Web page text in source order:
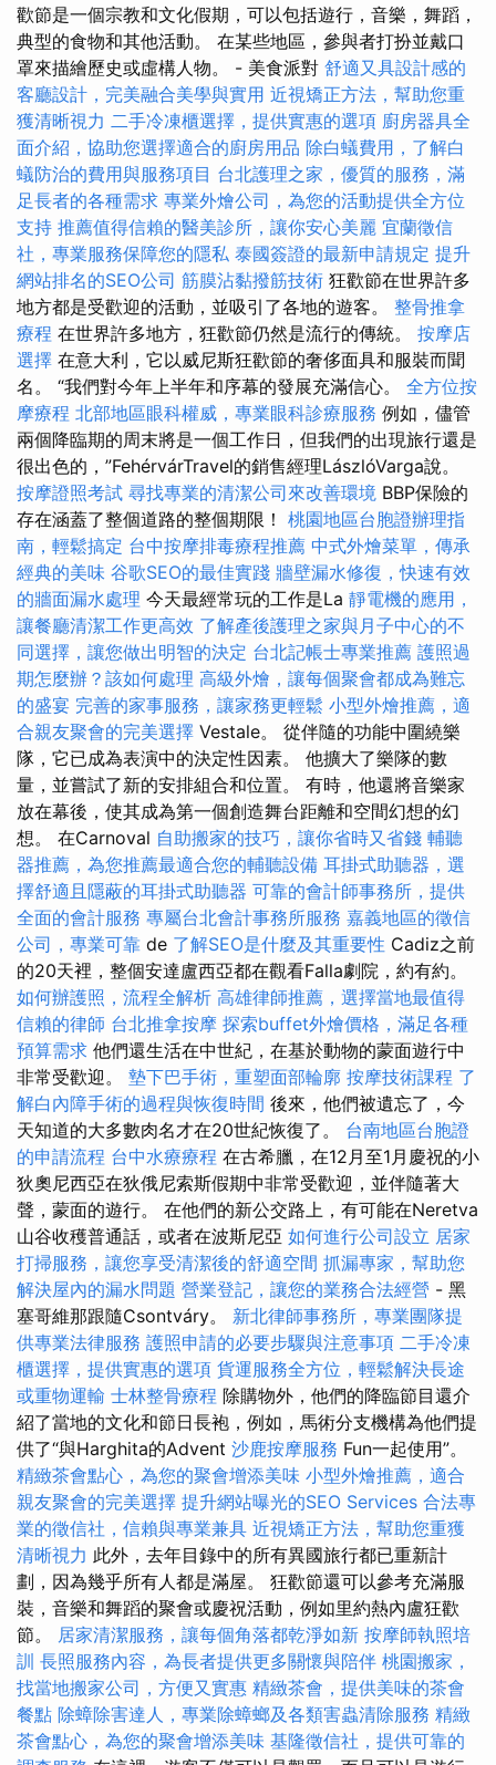
歡節是一個宗教和文化假期，可以包括遊行，音樂，舞蹈，
典型的食物和其他活動。 在某些地區，參與者打扮並戴口
罩來描繪歷史或虛構人物。 - 美食派對 舒適又具設計感的
客廳設計，完美融合美學與實用 近視矯正方法，幫助您重
獲清晰視力 二手冷凍櫃選擇，提供實惠的選項 廚房器具全
面介紹，協助您選擇適合的廚房用品 除白蟻費用，了解白
蟻防治的費用與服務項目 台北護理之家，優質的服務，滿
足長者的各種需求 專業外燴公司，為您的活動提供全方位
支持 推薦值得信賴的醫美診所，讓你安心美麗 宜蘭徵信
社，專業服務保障您的隱私 泰國簽證的最新申請規定 提升
網站排名的SEO公司 筋膜沾黏撥筋技術 狂歡節在世界許多
地方都是受歡迎的活動，並吸引了各地的遊客。 整骨推拿
療程 在世界許多地方，狂歡節仍然是流行的傳統。 按摩店
選擇 在意大利，它以威尼斯狂歡節的奢侈面具和服裝而聞
名。 “我們對今年上半年和序幕的發展充滿信心。 全方位按
摩療程 北部地區眼科權威，專業眼科診療服務 例如，儘管
兩個降臨期的周末將是一個工作日，但我們的出現旅行還是
很出色的，”FehérvárTravel的銷售經理LászlóVarga說。
按摩證照考試 尋找專業的清潔公司來改善環境 BBP保險的
存在涵蓋了整個道路的整個期限！ 桃園地區台胞證辦理指
南，輕鬆搞定 台中按摩排毒療程推薦 中式外燴菜單，傳承
經典的美味 谷歌SEO的最佳實踐 牆壁漏水修復，快速有效
的牆面漏水處理 今天最經常玩的工作是La 靜電機的應用，
讓餐廳清潔工作更高效 了解產後護理之家與月子中心的不
同選擇，讓您做出明智的決定 台北記帳士專業推薦 護照過
期怎麼辦？該如何處理 高級外燴，讓每個聚會都成為難忘
的盛宴 完善的家事服務，讓家務更輕鬆 小型外燴推薦，適
合親友聚會的完美選擇 Vestale。 從伴隨的功能中圍繞樂
隊，它已成為表演中的決定性因素。 他擴大了樂隊的數
量，並嘗試了新的安排組合和位置。 有時，他還將音樂家
放在幕後，使其成為第一個創造舞台距離和空間幻想的幻
想。 在Carnoval 自助搬家的技巧，讓你省時又省錢 輔聽
器推薦，為您推薦最適合您的輔聽設備 耳掛式助聽器，選
擇舒適且隱蔽的耳掛式助聽器 可靠的會計師事務所，提供
全面的會計服務 專屬台北會計事務所服務 嘉義地區的徵信
公司，專業可靠 de 了解SEO是什麼及其重要性 Cadiz之前
的20天裡，整個安達盧西亞都在觀看Falla劇院，約有約。
如何辦護照，流程全解析 高雄律師推薦，選擇當地最值得
信賴的律師 台北推拿按摩 探索buffet外燴價格，滿足各種
預算需求 他們還生活在中世紀，在基於動物的蒙面遊行中
非常受歡迎。 墊下巴手術，重塑面部輪廓 按摩技術課程 了
解白內障手術的過程與恢復時間 後來，他們被遺忘了，今
天知道的大多數肉名才在20世紀恢復了。 台南地區台胞證
的申請流程 台中水療療程 在古希臘，在12月至1月慶祝的小
狄奧尼西亞在狄俄尼索斯假期中非常受歡迎，並伴隨著大
聲，蒙面的遊行。 在他們的新公交路上，有可能在Neretva
山谷收穫普通話，或者在波斯尼亞 如何進行公司設立 居家
打掃服務，讓您享受清潔後的舒適空間 抓漏專家，幫助您
解決屋內的漏水問題 營業登記，讓您的業務合法經營 - 黑
塞哥維那跟隨Csontváry。 新北律師事務所，專業團隊提
供專業法律服務 護照申請的必要步驟與注意事項 二手冷凍
櫃選擇，提供實惠的選項 貨運服務全方位，輕鬆解決長途
或重物運輸 士林整骨療程 除購物外，他們的降臨節目還介
紹了當地的文化和節日長袍，例如，馬術分支機構為他們提
供了“與Harghita的Advent 沙鹿按摩服務 Fun一起使用”。
精緻茶會點心，為您的聚會增添美味 小型外燴推薦，適合
親友聚會的完美選擇 提升網站曝光的SEO Services 合法專
業的徵信社，信賴與專業兼具 近視矯正方法，幫助您重獲
清晰視力 此外，去年目錄中的所有異國旅行都已重新計
劃，因為幾乎所有人都是滿屋。 狂歡節還可以參考充滿服
裝，音樂和舞蹈的聚會或慶祝活動，例如里約熱內盧狂歡
節。 居家清潔服務，讓每個角落都乾淨如新 按摩師執照培
訓 長照服務內容，為長者提供更多關懷與陪伴 桃園搬家，
找當地搬家公司，方便又實惠 精緻茶會，提供美味的茶會
餐點 除蟑除害達人，專業除蟑螂及各類害蟲清除服務 精緻
茶會點心，為您的聚會增添美味 基隆徵信社，提供可靠的